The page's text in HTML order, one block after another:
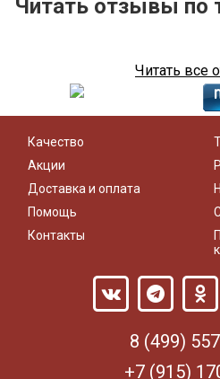
Читать отзывы по
Читать все
Качество
Акции
Доставка и оплата
Помощь
Контакты
8 (499)
+7 (915)